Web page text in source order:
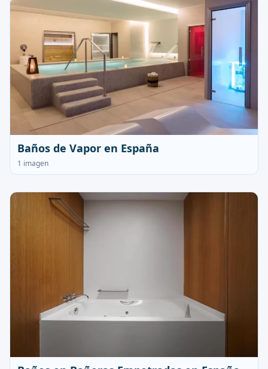
Baños de Vapor en España
1 imagen